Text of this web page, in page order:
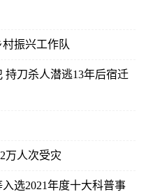
村振兴工作队
持刀杀人潜逃13年后宿迁
万人次受灾
选2021年度十大科普事